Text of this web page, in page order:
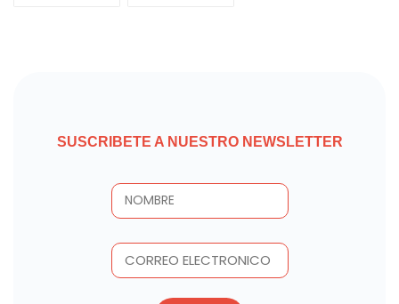
SUSCRIBETE A NUESTRO NEWSLETTER